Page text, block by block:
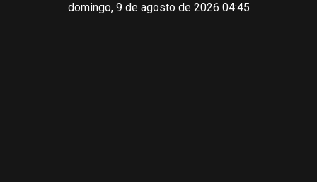
domingo, 9 de agosto de 2026 04:45